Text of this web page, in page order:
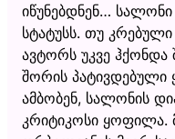
იწუნებდნენ…
სტატუსს. თუ
ავტორს უკვე
შორის
ამბობენ, სალონის
კრიტიკოსი ყოფილა.